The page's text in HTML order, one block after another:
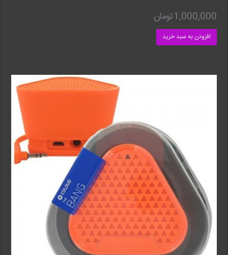
1,000,000تومان
افزودن به سبد خرید